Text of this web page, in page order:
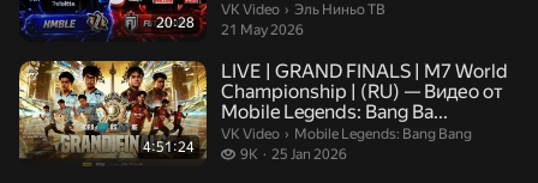
20:28
#brawlc...
VK Video › Эль Ниньо ТВ.
Эль Ниньо ТВ
21 May 2026
4:51:24
LIVE | GRAND FINALS | M7 World
Championship | (RU) — Видео от
Mobile Legends: Bang Ba...
VK Video › Mobile Legends: Bang Bang.
Mobile Legends: Bang Bang
9K
9 thousand views
25 Jan 2026